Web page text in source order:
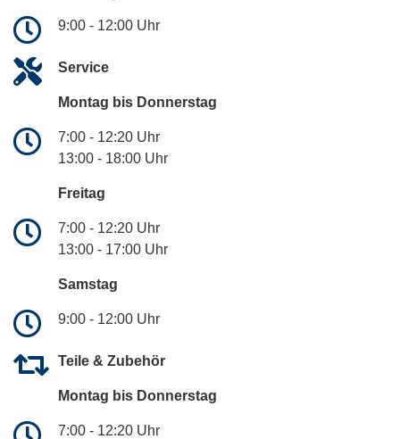
9:00 - 12:00 Uhr
Service
Montag bis Donnerstag
7:00 - 12:20 Uhr
13:00 - 18:00 Uhr
Freitag
7:00 - 12:20 Uhr
13:00 - 17:00 Uhr
Samstag
9:00 - 12:00 Uhr
Teile & Zubehör
Montag bis Donnerstag
7:00 - 12:20 Uhr